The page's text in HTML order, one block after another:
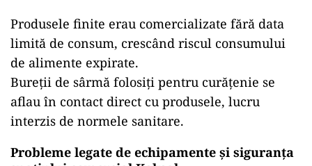
Produsele finite erau comercializate fără data
limită de consum, crescând riscul consumului
de alimente expirate.
Bureții de sârmă folosiți pentru curățenie se
aflau în contact direct cu produsele, lucru
interzis de normele sanitare.
Probleme legate de echipamente și siguranța